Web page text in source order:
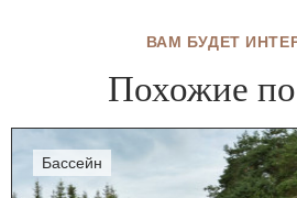
ВАМ БУДЕТ
Похожие
бассейн